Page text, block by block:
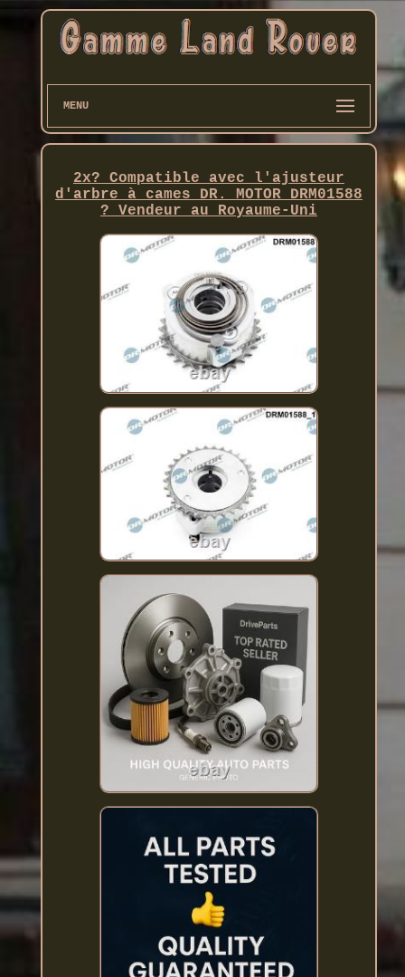
MENU
2x? Compatible avec l'ajusteur
d'arbre à cames DR. MOTOR DRM01588
? Vendeur au Royaume-Uni